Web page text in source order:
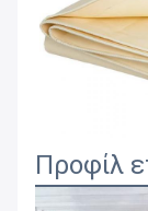
Προφίλ